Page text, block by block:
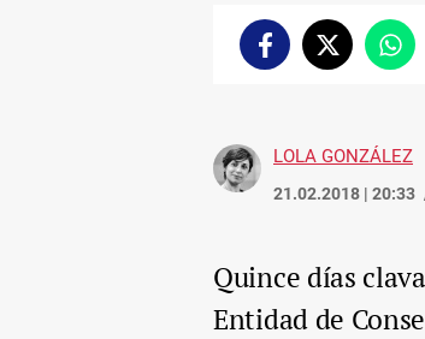
FacebookTwitter
LOLA GONZÁLEZ
21.02.2018 | 20:33
Quince días
Entidad de